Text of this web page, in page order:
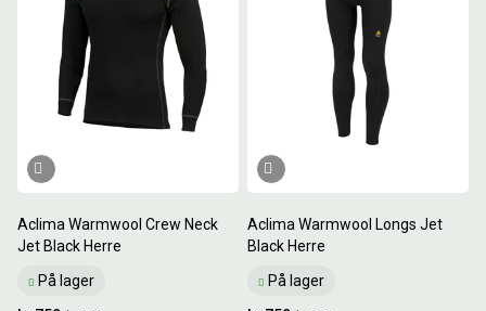
Aclima Warmwool Crew Neck
Jet Black Herre
På lager
Aclima Warmwool Longs Jet
Black Herre
På lager